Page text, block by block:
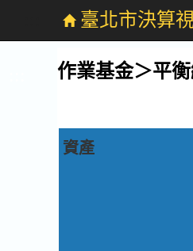
到
臺北市決算
作業基金-平
資產
作業基金＞平